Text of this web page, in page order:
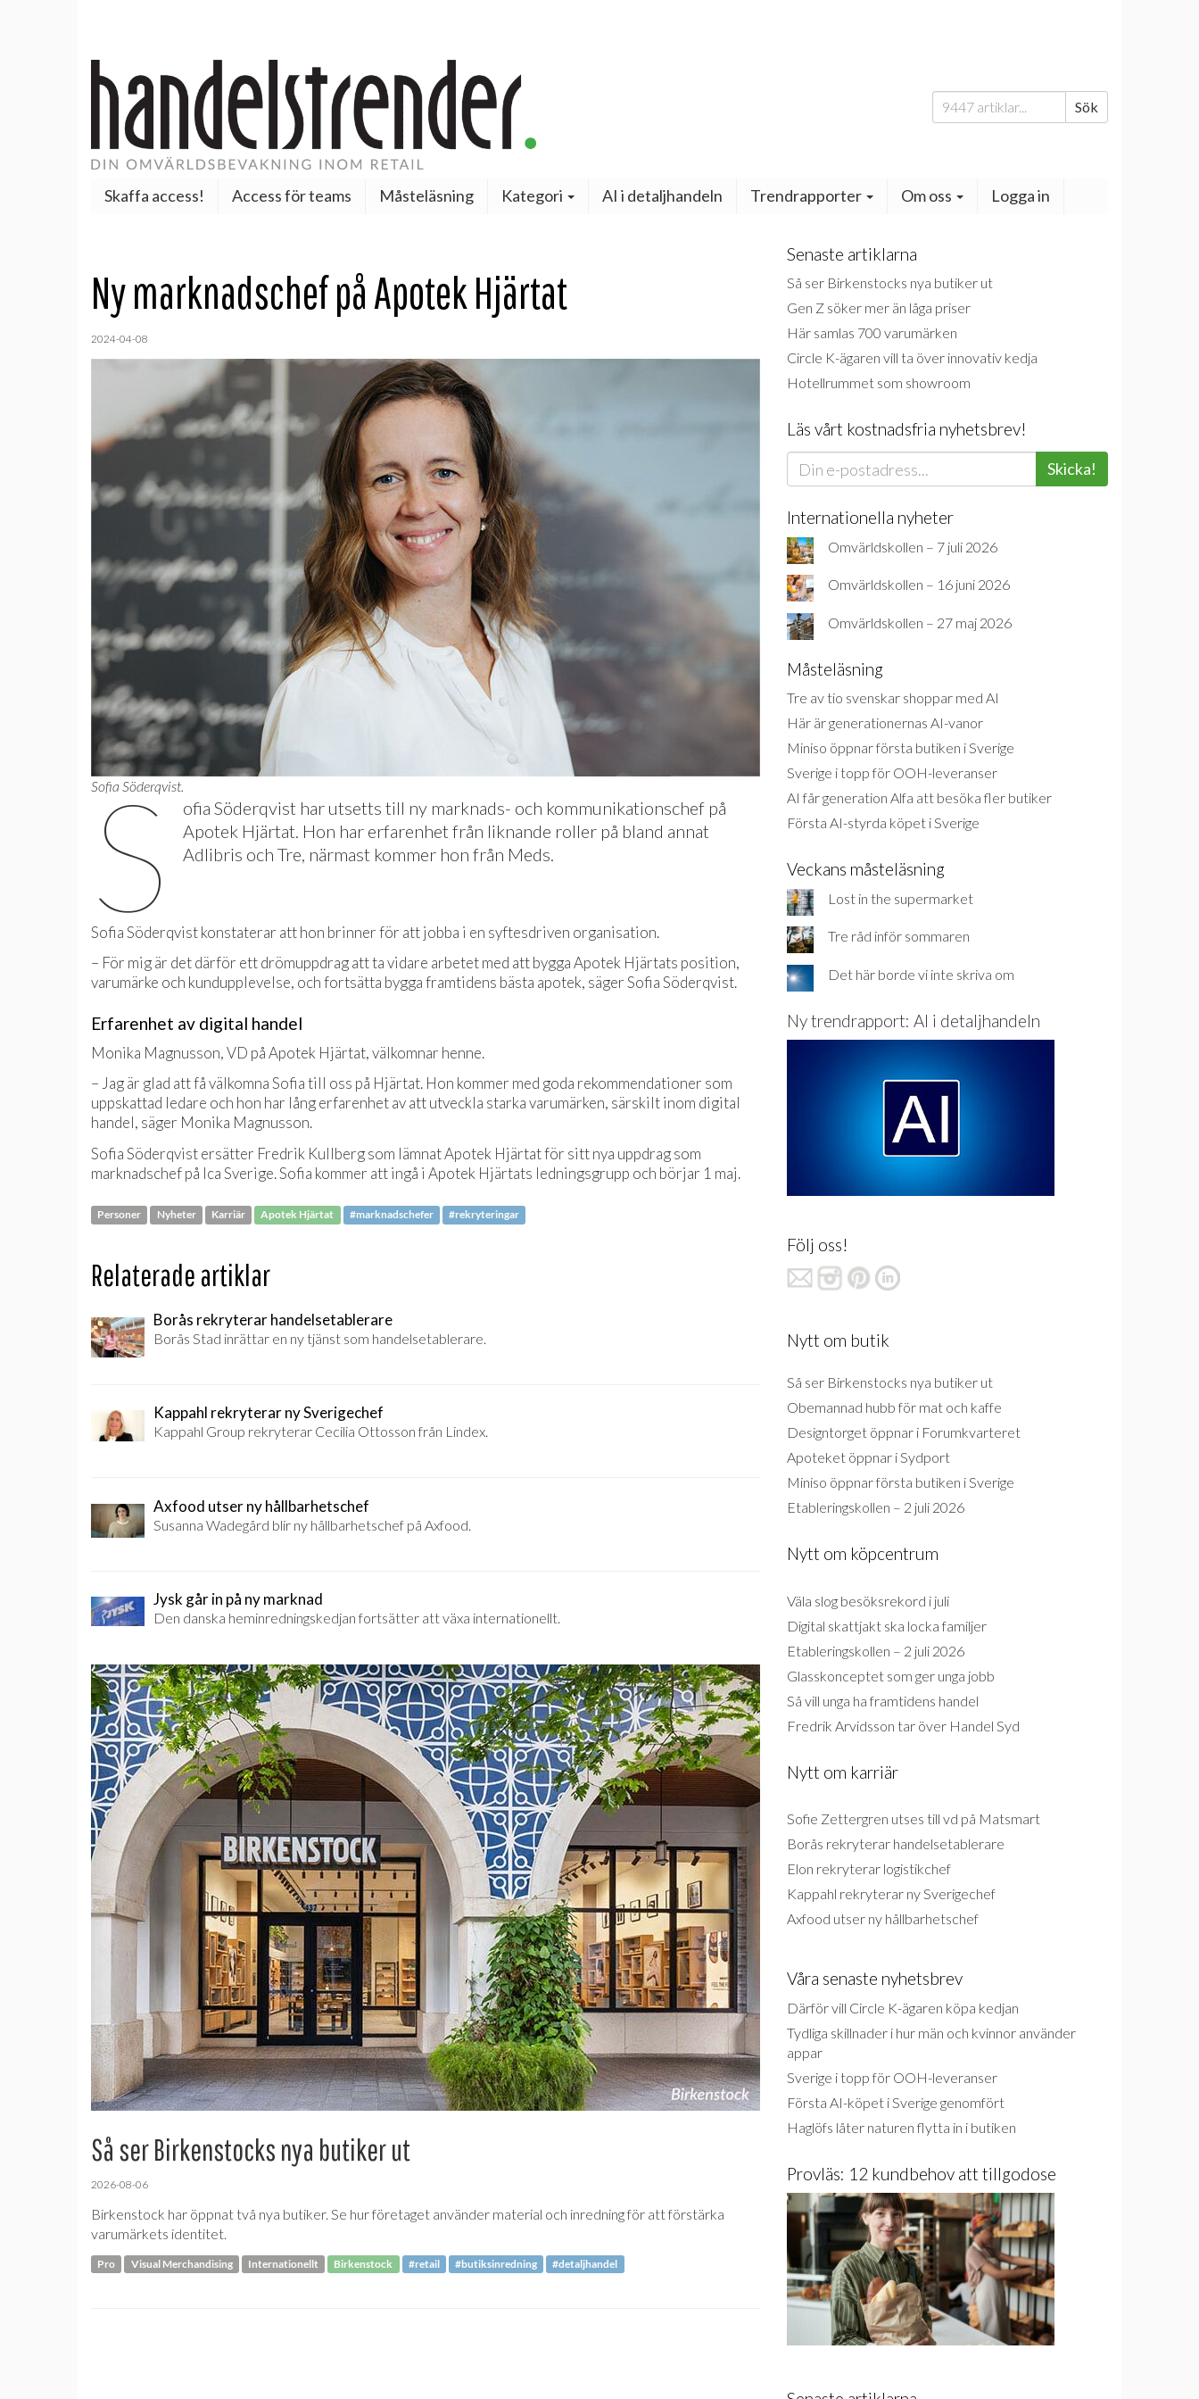
Sök
efter:
Sök
Skaffa access! Access för teams Måsteläsning Kategori AI i detaljhandeln Trendrapporter Om oss Logga in
Ny marknadschef på Apotek Hjärtat
2024-04-08
Sofia Söderqvist.
S
ofia Söderqvist har utsetts till ny marknads- och kommunikationschef på
Apotek Hjärtat. Hon har erfarenhet från liknande roller på bland annat
Adlibris och Tre, närmast kommer hon från Meds.
Sofia Söderqvist konstaterar att hon brinner för att jobba i en syftesdriven organisation.
– För mig är det därför ett drömuppdrag att ta vidare arbetet med att bygga Apotek Hjärtats position,
varumärke och kundupplevelse, och fortsätta bygga framtidens bästa apotek, säger Sofia Söderqvist.
Erfarenhet av digital handel
Monika Magnusson, VD på Apotek Hjärtat, välkomnar henne.
– Jag är glad att få välkomna Sofia till oss på Hjärtat. Hon kommer med goda rekommendationer som
uppskattad ledare och hon har lång erfarenhet av att utveckla starka varumärken, särskilt inom digital
handel, säger Monika Magnusson.
Sofia Söderqvist ersätter Fredrik Kullberg som lämnat Apotek Hjärtat för sitt nya uppdrag som
marknadschef på Ica Sverige. Sofia kommer att ingå i Apotek Hjärtats ledningsgrupp och börjar 1 maj.
Personer Nyheter Karriär Apotek Hjärtat #marknadschefer #rekryteringar
Relaterade artiklar
Borås rekryterar handelsetablerare
Borås Stad inrättar en ny tjänst som handelsetablerare.
Kappahl rekryterar ny Sverigechef
Kappahl Group rekryterar Cecilia Ottosson från Lindex.
Axfood utser ny hållbarhetschef
Susanna Wadegård blir ny hållbarhetschef på Axfood.
Jysk går in på ny marknad
Den danska heminredningskedjan fortsätter att växa internationellt.
Så ser Birkenstocks nya butiker ut
2026-08-06
Birkenstock har öppnat två nya butiker. Se hur företaget använder material och inredning för att förstärka
varumärkets identitet.
Pro Visual Merchandising Internationellt Birkenstock #retail #butiksinredning #detaljhandel
Senaste artiklarna
Så ser Birkenstocks nya butiker ut
Gen Z söker mer än låga priser
Här samlas 700 varumärken
Circle K-ägaren vill ta över innovativ kedja
Hotellrummet som showroom
Läs vårt kostnadsfria nyhetsbrev!
Skicka!
Internationella nyheter
Omvärldskollen – 7 juli 2026
Omvärldskollen – 16 juni 2026
Omvärldskollen – 27 maj 2026
Måsteläsning
Tre av tio svenskar shoppar med AI
Här är generationernas AI-vanor
Miniso öppnar första butiken i Sverige
Sverige i topp för OOH-leveranser
AI får generation Alfa att besöka fler butiker
Första AI-styrda köpet i Sverige
Veckans måsteläsning
Lost in the supermarket
Tre råd inför sommaren
Det här borde vi inte skriva om
Ny trendrapport: AI i detaljhandeln
Följ oss!
Nytt om butik
Så ser Birkenstocks nya butiker ut
Obemannad hubb för mat och kaffe
Designtorget öppnar i Forumkvarteret
Apoteket öppnar i Sydport
Miniso öppnar första butiken i Sverige
Etableringskollen – 2 juli 2026
Nytt om köpcentrum
Väla slog besöksrekord i juli
Digital skattjakt ska locka familjer
Etableringskollen – 2 juli 2026
Glasskonceptet som ger unga jobb
Så vill unga ha framtidens handel
Fredrik Arvidsson tar över Handel Syd
Nytt om karriär
Sofie Zettergren utses till vd på Matsmart
Borås rekryterar handelsetablerare
Elon rekryterar logistikchef
Kappahl rekryterar ny Sverigechef
Axfood utser ny hållbarhetschef
Våra senaste nyhetsbrev
Därför vill Circle K-ägaren köpa kedjan
Tydliga skillnader i hur män och kvinnor använder
appar
Sverige i topp för OOH-leveranser
Första AI-köpet i Sverige genomfört
Haglöfs låter naturen flytta in i butiken
Provläs: 12 kundbehov att tillgodose